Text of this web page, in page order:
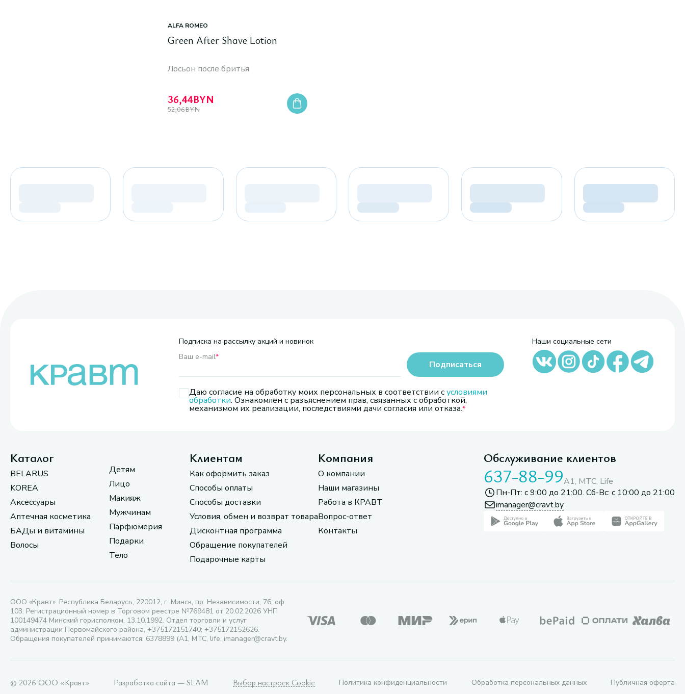
ALFA ROMEO
Green After Shave Lotion
Лосьон после бритья
36,44BYN
52,06BYN
Подписка на рассылку акций и новинок
Ваш e-mail*
Даю согласие на обработку моих персональных в соответствии сусловиями
обработки. Ознакомлен с разъяснением прав, связанных с обработкой,
механизмом их реализации, последствиями дачи согласия или отказа.
Подписаться
Наши социальные сети
Каталог
BELARUS
KOREA
Аксессуары
Аптечная косметика
БАДы и витамины
Волосы
Детям
Лицо
Макияж
Мужчинам
Парфюмерия
Подарки
Тело
Клиентам
Как оформить заказ
Способы оплаты
Способы доставки
Условия, обмен и возврат товара
Дисконтная программа
Обращение покупателей
Подарочные карты
Компания
О компании
Наши магазины
Работа в КРАВТ
Вопрос-ответ
Контакты
Обслуживание клиентов
637-88-99A1, МТС, Life
Пн-Пт: с 9:00 до 21:00. Сб-Вс: с 10:00 до 21:00
imanager@cravt.by
ООО «Кравт». Республика Беларусь, 220012, г. Минск, пр. Независимости, 76, оф.
103. Регистрационный номер в Торговом реестре №769481 от 20.02.2026 УНП
100149474 Минский горисполком, 13.10.1992. Отдел торговли и услуг
администрации Первомайского района, +375172151740; +375172152626.
Обращения покупателей принимаются: 6378899 (А1, МТС, life, imanager@cravt.by.
© 2026 ООО «Кравт» Разработка сайта — SLAM Выбор настроек Cookie Политика конфиденциальности Обработка персональных данных Публичная оферта